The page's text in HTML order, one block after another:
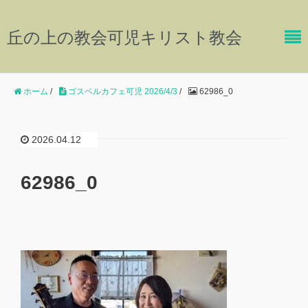
丘の上の教会可児キリスト教会
ホーム / ゴスペルカフェ可児 2026/4/3 / 62986_0
2026.04.12
62986_0